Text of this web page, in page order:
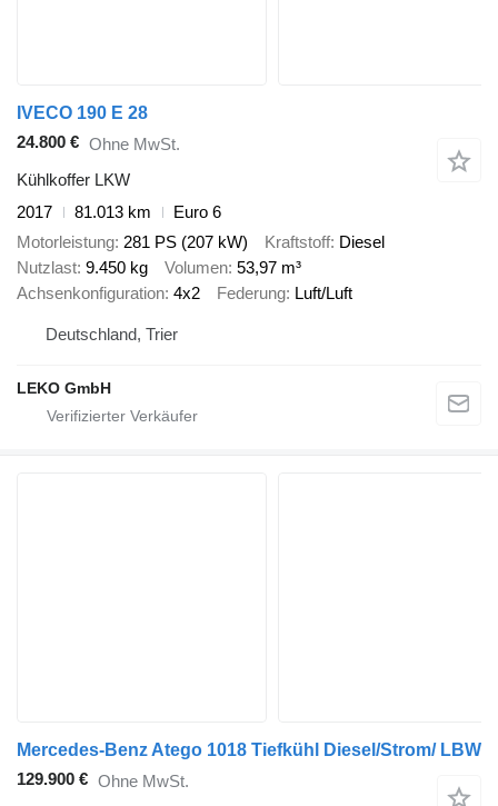
IVECO 190 E 28
24.800 € Ohne MwSt.
Kühlkoffer LKW
2017
81.013 km
Euro 6
Motorleistung 281 PS (207 kW) Kraftstoff Diesel
Nutzlast 9.450 kg Volumen 53,97 m³
Achsenkonfiguration 4x2 Federung Luft/Luft
Deutschland, Trier
LEKO GmbH
Mercedes-Benz Atego 1018 Tiefkühl Diesel/Strom/ LBW
129.900 € Ohne MwSt.